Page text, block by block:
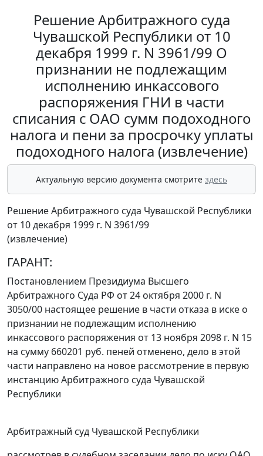
Решение Арбитражного суда
Чувашской Республики от 10
декабря 1999 г. N 3961/99 О
признании не подлежащим
исполнению инкассового
распоряжения ГНИ в части
списания с ОАО сумм подоходного
налога и пени за просрочку уплаты
подоходного налога (извлечение)
Актуальную версию документа смотрите здесь
Решение Арбитражного суда Чувашской Республики
от 10 декабря 1999 г. N 3961/99
(извлечение)
ГАРАНТ:
Постановлением Президиума Высшего
Арбитражного Суда РФ от 24 октября 2000 г. N
3050/00 настоящее решение в части отказа в иске о
признании не подлежащим исполнению
инкассового распоряжения от 13 ноября 2098 г. N 15
на сумму 660201 руб. пеней отменено, дело в этой
части направлено на новое рассмотрение в первую
инстанцию Арбитражного суда Чувашской
Республики
Арбитражный суд Чувашской Республики